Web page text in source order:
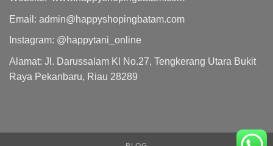
Email: admin@happyshopingbatam.com
Instagram: @happytani_online
Alamat: Jl. Darussalam Kl No.27, Tengkerang Utara Bukit
Raya Pekanbaru, Riau 28289